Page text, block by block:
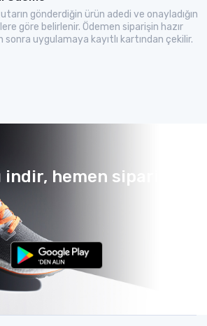
gönderdiğin ürün adedi ve onayladığın
göre belirlenir. Ödemen siparişin hazır
sonra uygulamaya kayıtlı kartından çekilir.
indir, hemen sipariş